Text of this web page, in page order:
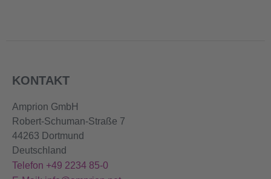
KONTAKT
Amprion GmbH
Robert-Schuman-Straße 7
44263 Dortmund
Deutschland
Telefon +49 2234 85-0